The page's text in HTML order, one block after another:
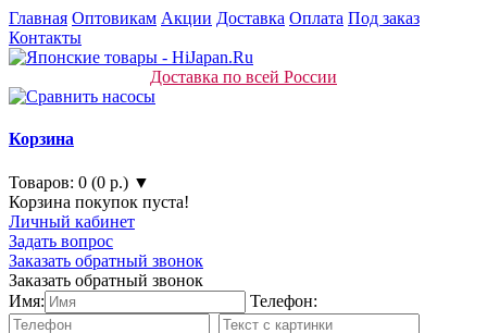
Главная Оптовикам Акции Доставка Оплата Под заказ
Контакты
Доставка по всей России
Корзина
Товаров: 0 (0 р.) ▼
Корзина покупок пуста!
Личный кабинет
Задать вопрос
Заказать обратный звонок
Заказать обратный звонок
Имя:
Телефон: